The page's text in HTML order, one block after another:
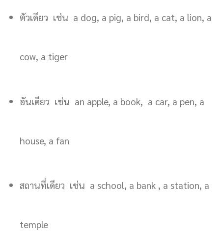
ตัวเดียว เช่น a dog, a pig, a bird, a cat, a lion, a
cow, a tiger
อันเดียว เช่น an apple, a book, a car, a pen, a
house, a fan
สถานที่เดียว เช่น a school, a bank , a station, a
temple